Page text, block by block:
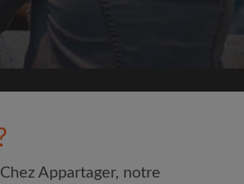
Appartager, notre